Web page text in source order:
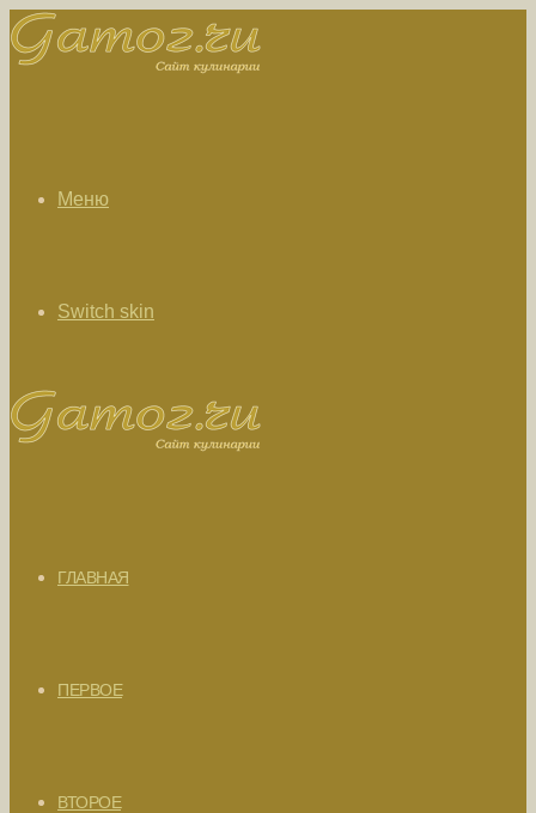
Меню
Switch skin
ГЛАВНАЯ
ПЕРВОЕ
ВТОРОЕ